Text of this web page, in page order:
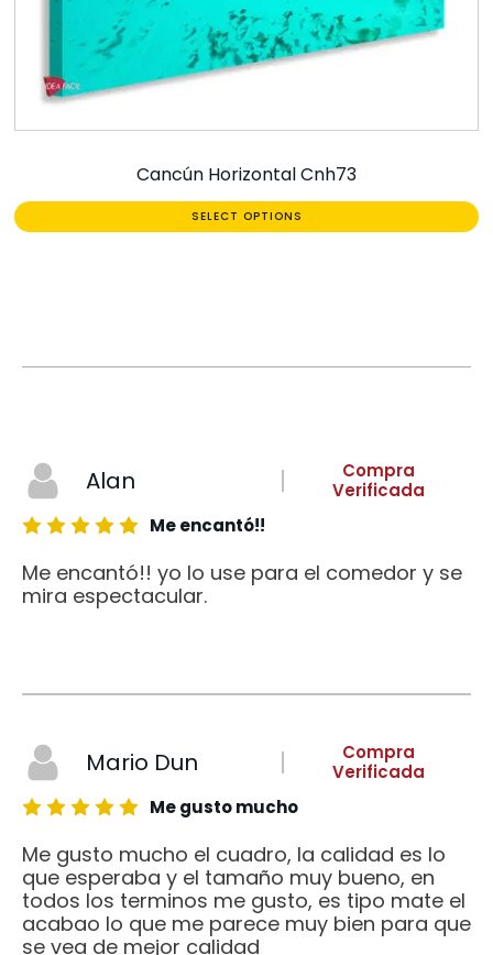
Cancún Horizontal Cnh73
SELECT OPTIONS
Alan
Compra
Verificada
Me encantó!!
Me encantó!! yo lo use para el comedor y se
mira espectacular.
Mario Dun
Compra
Verificada
Me gusto mucho
Me gusto mucho el cuadro, la calidad es lo
que esperaba y el tamaño muy bueno, en
todos los terminos me gusto, es tipo mate el
acabao lo que me parece muy bien para que
se vea de mejor calidad